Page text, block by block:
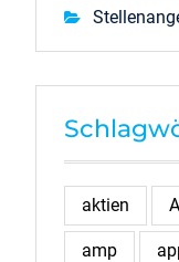
aktien
amp